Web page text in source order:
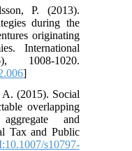
P. (2013).
during the
originating
International
1008-1020.
A. (2015). Social
overlapping
and
Tax and Public
s10797-